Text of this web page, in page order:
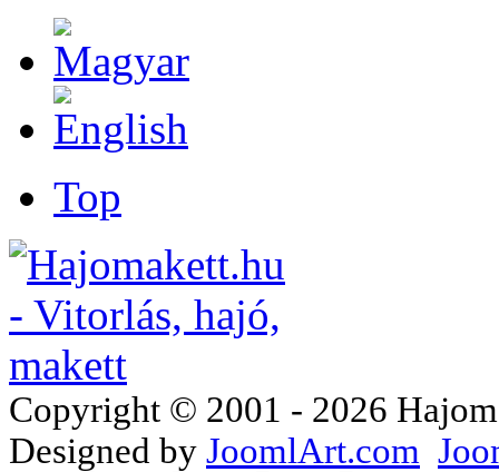
Top
Copyright © 2001 - 2026
Designed by JoomlArt.com